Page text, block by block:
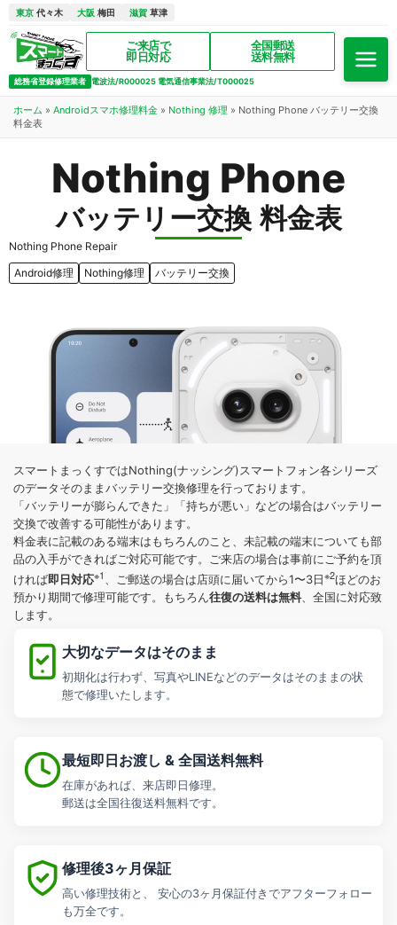
東京 代々木 大阪 梅田 滋賀 草津
ご来店で
即日対応
全国郵送
送料無料
総務省登録修理業者 電波法/R000025 電気通信事業法/T000025
ホーム » Androidスマホ修理料金 » Nothing 修理 » Nothing Phone バッテリー交換
料金表
Nothing Phone
バッテリー交換 料金表
Nothing Phone Repair
Android修理
Nothing修理 バッテリー交換
スマートまっくすではNothing(ナッシング)スマートフォン各シリーズ
のデータそのままバッテリー交換修理を行っております。
「バッテリーが膨らんできた」「持ちが悪い」などの場合はバッテリー
交換で改善する可能性があります。
料金表に記載のある端末はもちろんのこと、未記載の端末についても部
品の入手ができればご対応可能です。ご来店の場合は事前にご予約を頂
ければ即日対応※1 、ご郵送の場合は店頭に届いてから1〜3日※2ほどのお
預かり期間で修理可能です。もちろん往復の送料は無料、全国に対応致
します。
大切なデータはそのまま
初期化は行わず、写真やLINEなどのデータはそのままの状
態で修理いたします。
最短即日お渡し & 全国送料無料
在庫があれば、来店即日修理。
郵送は全国往復送料無料です。
修理後3ヶ月保証
高い修理技術と、 安心の3ヶ月保証付きでアフターフォロー
も万全です。